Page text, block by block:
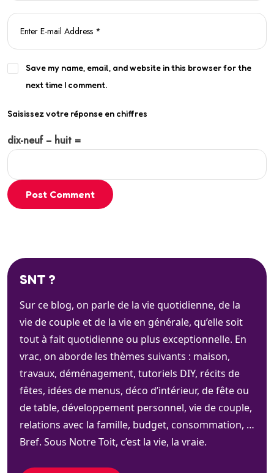
Save my name, email, and website in this browser for the
next time I comment.
Saisissez votre réponse en chiffres
dix-neuf − huit =
Post Comment
SNT ?
Sur ce blog, on parle de la vie quotidienne, de la
vie de couple et de la vie en générale, qu’elle soit
tout à fait quotidienne ou plus exceptionnelle. En
vrac, on aborde les thèmes suivants : maison,
travaux, déménagement, tutoriels DIY, récits de
fêtes, idées de menus, déco d’intérieur, de fête ou
de table, développement personnel, vie de couple,
relations avec la famille, budget, consommation, …
Bref. Sous Notre Toit, c’est la vie, la vraie.